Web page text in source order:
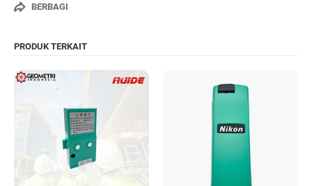
BERBAGI
PRODUK TERKAIT